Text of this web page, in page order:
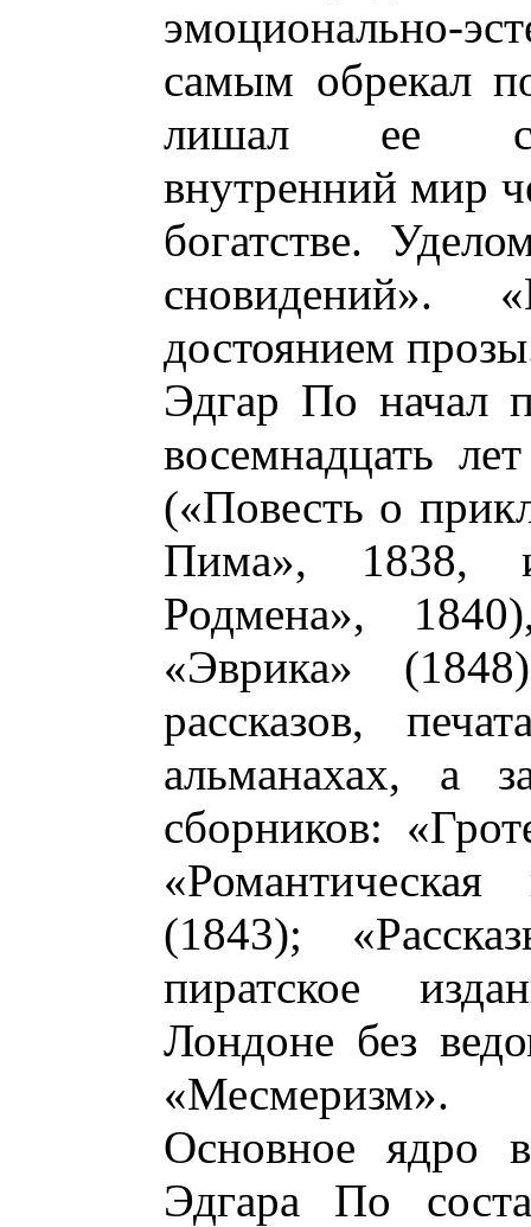
эмоционально-
самым обрекал
лишал ее
внутренний мир
богатстве.
сновидений».
достоянием
Эдгар По начал
восемнадцать
(«Повесть о
Пима», 1838,
Родмена»,
«Эврика»
рассказов,
альманахах, а
сборников:
(1843);
пиратское
Лондоне без
«Месмеризм».
Основное ядро
Эдгара По